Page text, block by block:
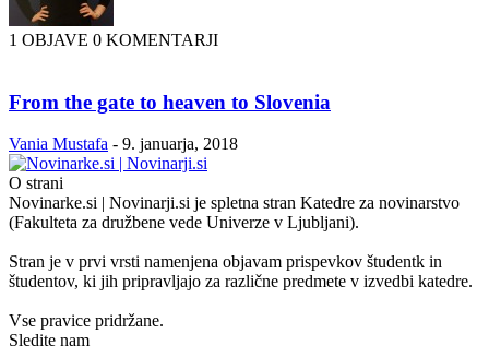
1 OBJAVE 0 KOMENTARJI
From the gate to heaven to Slovenia
Vania Mustafa - 9. januarja, 2018
O strani
Novinarke.si | Novinarji.si je spletna stran Katedre za novinarstvo
(Fakulteta za družbene vede Univerze v Ljubljani).
Stran je v prvi vrsti namenjena objavam prispevkov študentk in
študentov, ki jih pripravljajo za različne predmete v izvedbi katedre.
Vse pravice pridržane.
Sledite nam